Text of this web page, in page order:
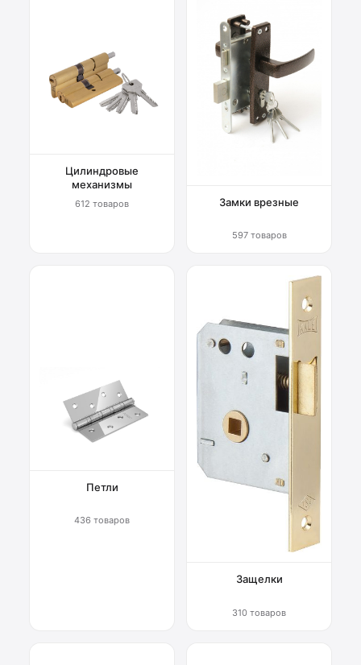
Цилиндровые
механизмы
612 товаров Замки врезные
597 товаров
Петли
436 товаров
Защелки
310 товаров